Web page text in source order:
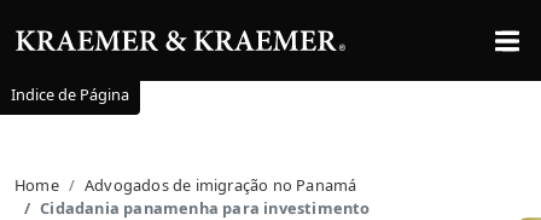
Home
Advogados de imigração no Panamá
Cidadania panamenha para investimento
Indice de Página